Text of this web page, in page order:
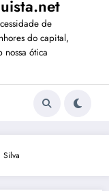
de
do capital,
ótica
Silva